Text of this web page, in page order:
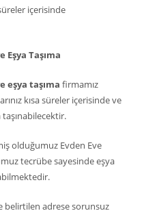
içerisinde
Taşıma
eşya taşıma firmamız
kısa süreler içerisinde ve
olduğumuz Evden Eve
tecrübe sayesinde eşya
belirtilen adrese sorunsuz